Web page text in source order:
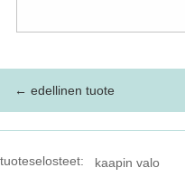
← edellinen tuote
tuoteselosteet: kaapin valo